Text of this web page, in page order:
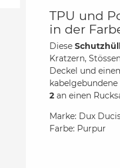
TPU und
in der
Diese
Kratzern,
Deckel und
2 an einen
Marke: Dux
Farbe: Purpur